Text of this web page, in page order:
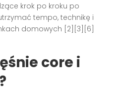
krok po kroku po
tempo, technikę i
domowych [2][3][6]
core i